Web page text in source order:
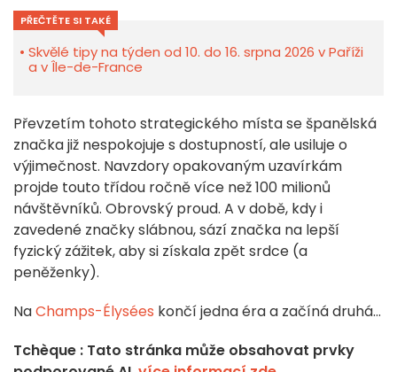
PŘEČTĚTE SI TAKÉ
Skvělé tipy na týden od 10. do 16. srpna 2026 v Paříži
a v Île-de-France
Převzetím tohoto strategického místa se španělská
značka již nespokojuje s dostupností, ale usiluje o
výjimečnost. Navzdory opakovaným uzavírkám
projde touto třídou ročně více než 100 milionů
návštěvníků. Obrovský proud. A v době, kdy i
zavedené značky slábnou, sází značka na lepší
fyzický zážitek, aby si získala zpět srdce (a
peněženky).
NaChamps-Élysées končí jedna éra a začíná druhá...
Tchèque : Tato stránka může obsahovat prvky